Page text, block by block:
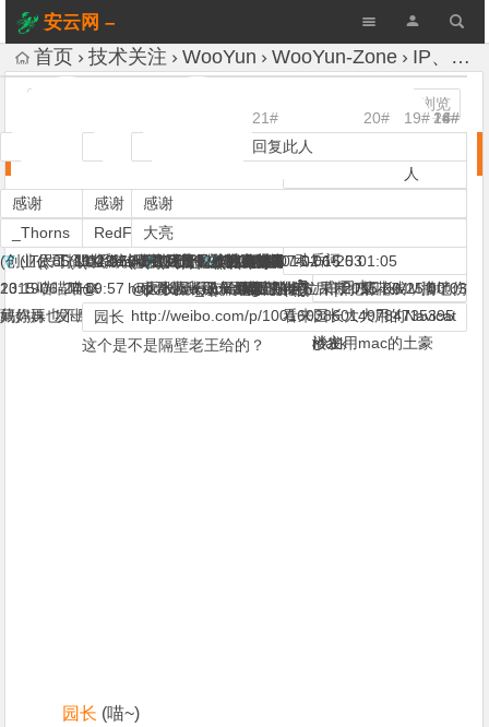
安云网 –
AnYun.ORG
首页 技术关注 WooYun WooYun-Zone IP、域名、子域名TOP3000库 (WOOYUN)
IP、域名、子域名TOP3000库 (WOOYUN)
1,429 次浏览
园长 (喵~)
1#
回复此人
感谢
sin
(寻找最优雅的解决方案)
|2015-06-24 11:23
大数据-_-||。撸全球的节奏啊
2#
感谢
小乐天
|2015-06-24 11:23
沙发
3#
|2015-06-24 11:33
喵喵喵~~~我要你拿好玩的数据！
感谢
Fate
(NIXI Team,砍死所有脑残与装逼犯)
|2015-06-24 11:34
THX
回复此人
(此号被射！by U神)
|2015-06-24 11:35
园长又干坏事了
6#
(会拱白菜)
|2015-06-24 11:42
顶顶顶！
7#
回复此人
感谢
瘦蛟舞
(科普是一种公益行为)
|2015-06-24 11:46
表哥带我飞.
8#
人
Fire ant
|2015-06-24 11:50
园长的头像真心萌我一脸血
9#
此人
李旭敏
(˿̖̗̀́̂̃̄̅̆̇̈̉̊̋̌̍̎̏̐̑̒̓̔̕)
|2015-06-24 11:54
菊花痒了吗
jeary
((:‮？办么怎，了多越来越法方象抽的我))
|
2015-06-24 11:58
喵喵喵.
11#
回复此人
感谢
园长
(喵~)
|2015-06-24 12:02
http://www.iana.org/、http://ipblock.chacuo.net/、
(专业打酱油)
|2015-06-24 12:05
好东西啊
感谢
爱上平顶山
(IT民工 职业搬砖 挖坑 丝一枚 神马都不会~)
|2015-06-24
13:19
藏你妹 发出来
14#
感谢
小博
|2015-06-24 13:21
楼主用mac的土豪
15#
(打酱油。。)
|2015-06-24 14:06
Mark
16#
感谢
白开水
|2015-06-24 14:19
mark
感谢
_Thorns
(创业公司招聘系统运维、软件逆向、数据可视化攻城狮。)
2015-06-24 19:57
妈妈再也不用担心我撸站的问题了。
回复此人
感谢
RedFree
(‮11:11 11-11-1112 |※(器杀制自)
|
2015-06-24 20:20
@
园长
这个是不是隔壁老王给的？
19#
人
动后河
(☭)
|2015-06-25 00:03
看来园长大大用的Navicat
20#
|2015-06-25 01:05
楼上的各位果断把园长MM撸了。
21#
回复此人
感谢
大亮
(研究研究)
|2015-07-02 15:03
@园长，有人给你服务器方后门，菊花残，满地伤
http://weibo.com/p/1001603860149784735395